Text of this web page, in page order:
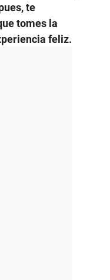
te
tomes la
feliz.